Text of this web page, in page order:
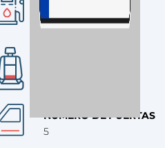
gasolina
NÚMERO DE PUERTAS
5